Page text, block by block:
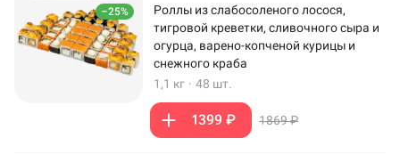
–25%
Роллы из слабосоленого лосося,
тигровой креветки, сливочного сыра и
огурца, варено-копченой курицы и
снежного краба
1,1 кг · 48 шт.
1399 ₽ 1869 ₽